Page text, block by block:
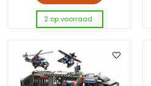
2 op voorraad .